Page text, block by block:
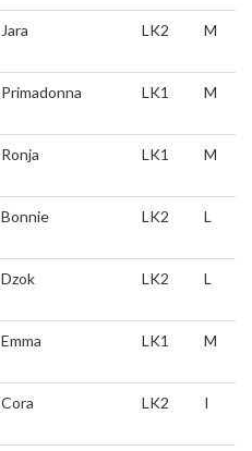
Jara LK2 M
Primadonna LK1 M
Ronja LK1 M
Bonnie LK2 L
Dzok LK2 L
Emma LK1 M
Cora LK2 I